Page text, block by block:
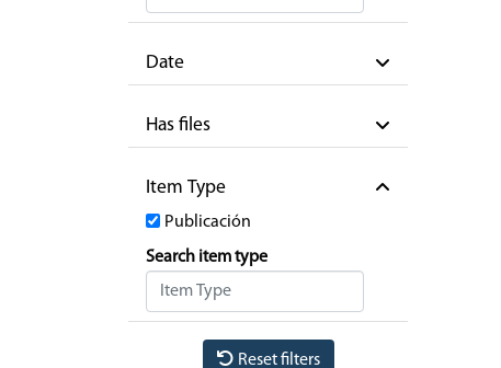
Date
Has files
Item Type
Publicación
Search item type
Reset filters